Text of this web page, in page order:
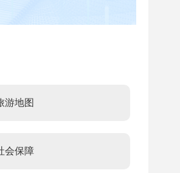
游地图
会保障